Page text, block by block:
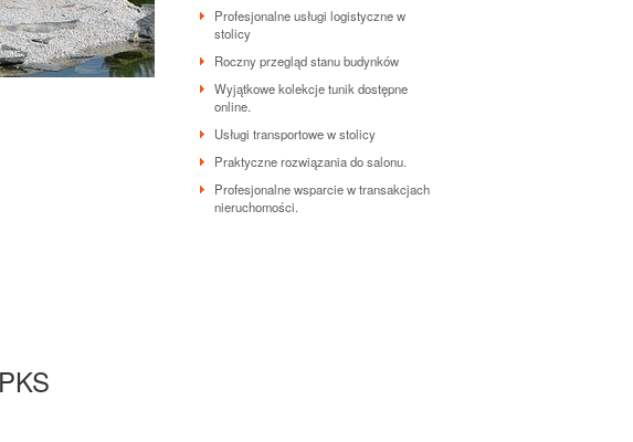
Profesjonalne usługi logistyczne w
stolicy
Roczny przegląd stanu budynków
Wyjątkowe kolekcje tunik dostępne
online.
Usługi transportowe w stolicy
Praktyczne rozwiązania do salonu.
Profesjonalne wsparcie w transakcjach
nieruchomości.